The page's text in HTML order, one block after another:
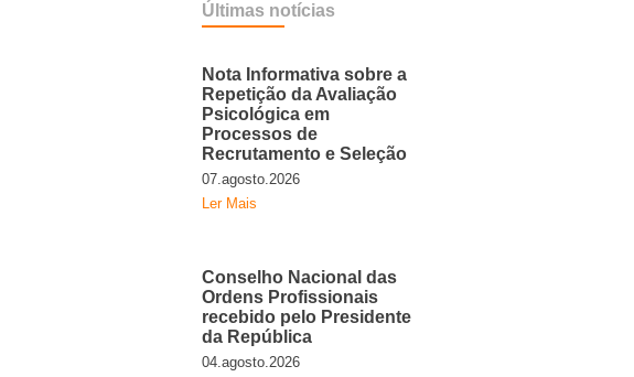
Últimas notícias
Nota Informativa sobre a
Repetição da Avaliação
Psicológica em
Processos de
Recrutamento e Seleção
07.agosto.2026
Ler Mais
Conselho Nacional das
Ordens Profissionais
recebido pelo Presidente
da República
04.agosto.2026